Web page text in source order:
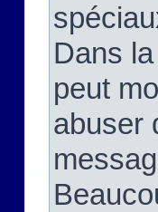
Dans
peut
abuser